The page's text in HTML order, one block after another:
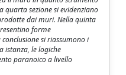
quarta sezione si evidenziano
dai muri. Nella quinta
forme
si riassumono i
istanza, le logiche
paranoico a livello